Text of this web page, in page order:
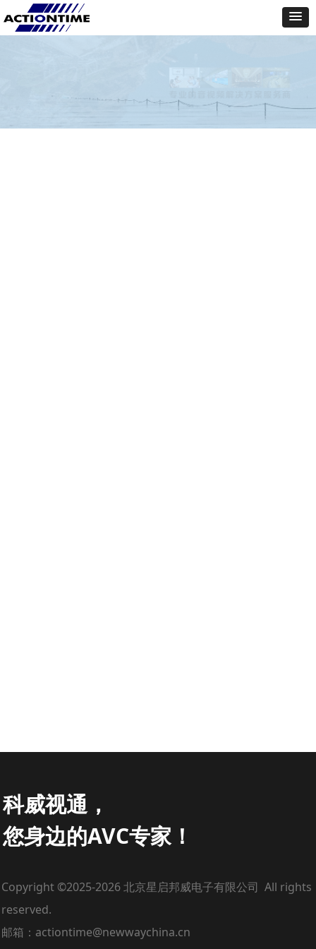
科威视通，
您身边的AVC专家！
Copyright ©2025-2026 北京星启邦威电子有限公司 All rights
reserved.
邮箱：actiontime@newwaychina.cn